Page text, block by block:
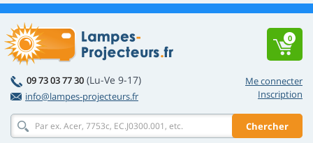
Me connecter
Inscription
09 73 03 77 30 (Lu-Ve 9-17)
info@lampes-projecteurs.fr
Chercher
0